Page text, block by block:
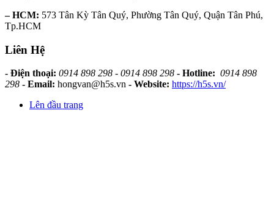
– HCM: 573 Tân Kỳ Tân Quý, Phường Tân Quý, Quận Tân Phú,
Tp.HCM
Liên Hệ
- Điện thoại: 0914 898 298 - 0914 898 298 - Hotline: 0914 898
298 - Email: hongvan@h5s.vn - Website: https://h5s.vn/
Lên đầu trang